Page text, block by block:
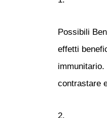
Possibili
effetti
contrastare